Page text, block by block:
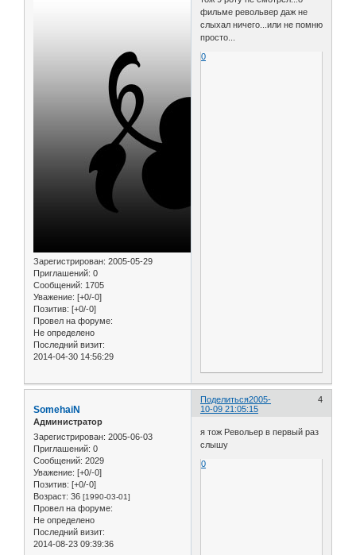
Зарегистрирован: 2005-05-29
Приглашений: 0
Сообщений: 1705
Уважение: [+0/-0]
Позитив: [+0/-0]
Провел на форуме:
Не определено
Последний визит:
2014-04-30 14:56:29
фильме револьвер даж не
слыхал ничего...или не помню
просто...
0
Поделиться 4
2005-
10-09 21:05:15
SomehaiN
Администратор
Зарегистрирован: 2005-06-03
Приглашений: 0
Сообщений: 2029
Уважение: [+0/-0]
Позитив: [+0/-0]
Возраст: 36 [1990-03-01]
Провел на форуме:
Не определено
Последний визит:
2014-08-23 09:39:36
я тож Револьер в первый раз
слышу
0